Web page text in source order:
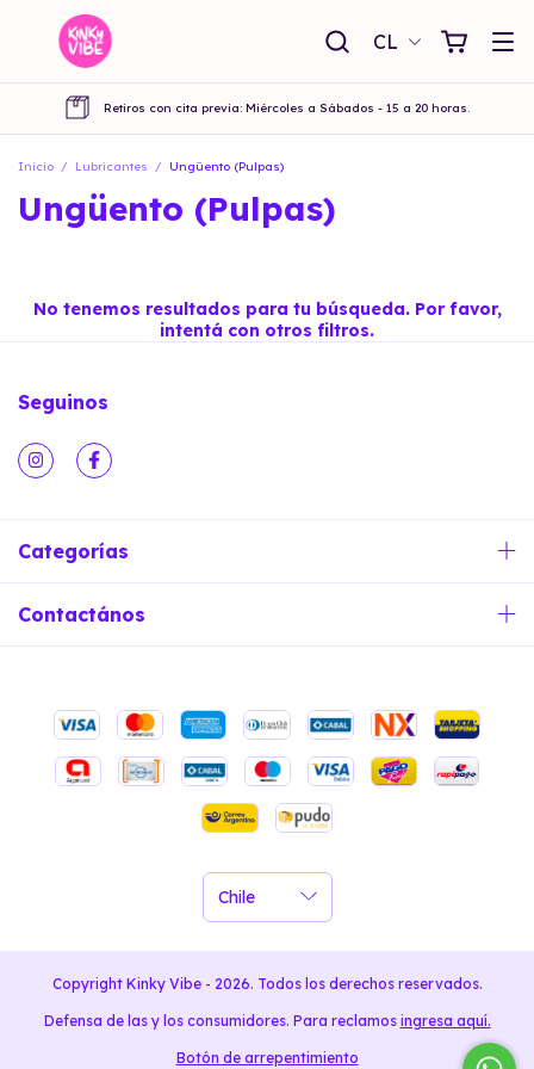
CL
Retiros con cita previa: Miércoles a Sábados - 15 a 20 horas.
Inicio / Lubricantes / Ungüento (Pulpas)
Ungüento (Pulpas)
No tenemos resultados para tu búsqueda. Por favor,
intentá con otros filtros.
Seguinos
Categorías
Contactános
Copyright Kinky Vibe - 2026. Todos los derechos reservados.
Defensa de las y los consumidores. Para reclamos ingresa aquí.
Botón de arrepentimiento